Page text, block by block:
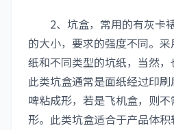
2、坑盒，常用的有灰卡
的大小，要求的强度不同。
纸和不同类型的坑纸，当然，
此类坑盒通常是面纸经过印
啤粘成形，若是飞机盒，则
形。此类坑盒适合于产品体